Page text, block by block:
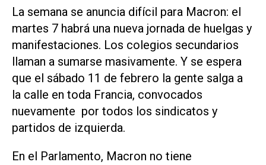
La semana se anuncia difícil para Macron: el
martes 7 habrá una nueva jornada de huelgas y
manifestaciones. Los colegios secundarios
llaman a sumarse masivamente. Y se espera
que el sábado 11 de febrero la gente salga a
la calle en toda Francia, convocados
nuevamente por todos los sindicatos y
partidos de izquierda.
En el Parlamento, Macron no tiene